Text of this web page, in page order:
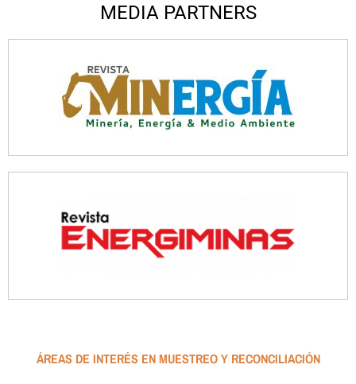
MEDIA PARTNERS
ÁREAS DE INTERÉS EN MUESTREO Y RECONCILIACIÓN